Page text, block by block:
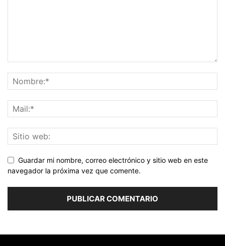
Guardar mi nombre, correo electrónico y sitio web en este
navegador la próxima vez que comente.